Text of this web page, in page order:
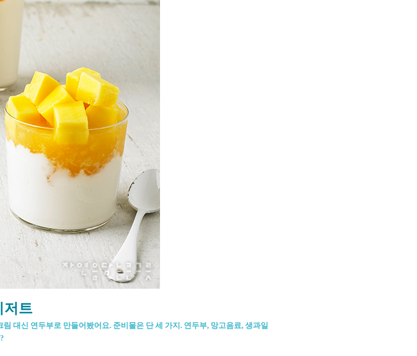
저트
대신 연두부로 만들어봤어요. 준비물은 단 세 가지. 연두부, 망고음료, 생과일